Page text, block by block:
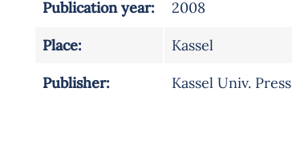
Publication year: 2008
Place: Kassel
Publisher: Kassel Univ. Press